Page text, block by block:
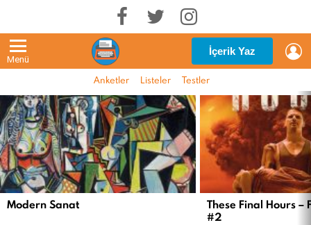
Menü
İçerik Yaz
Anketler Listeler Testler
EN
YENI
İÇERIKLER
Modern Sanat
These Final Hours –
#2